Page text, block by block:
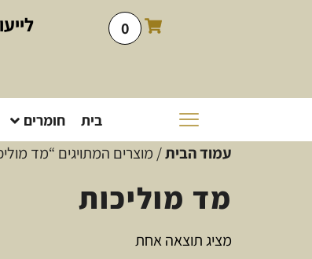
0
בית חומרים
עמוד הבית/ מוצרים המתויגים “מד
מד מוליכות
מציג תוצאה אחת